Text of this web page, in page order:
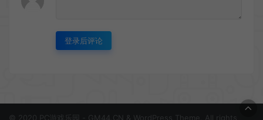
登录后评论
© 2020 PC游戏乐园 - GM44.CN & WordPress Theme. All rights